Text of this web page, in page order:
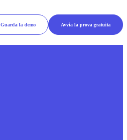
Guarda la demo Avvia la prova gratuita